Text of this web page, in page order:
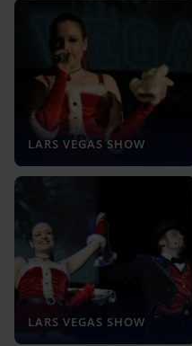
LARS VEGAS SHOW
LARS VEGAS SHOW